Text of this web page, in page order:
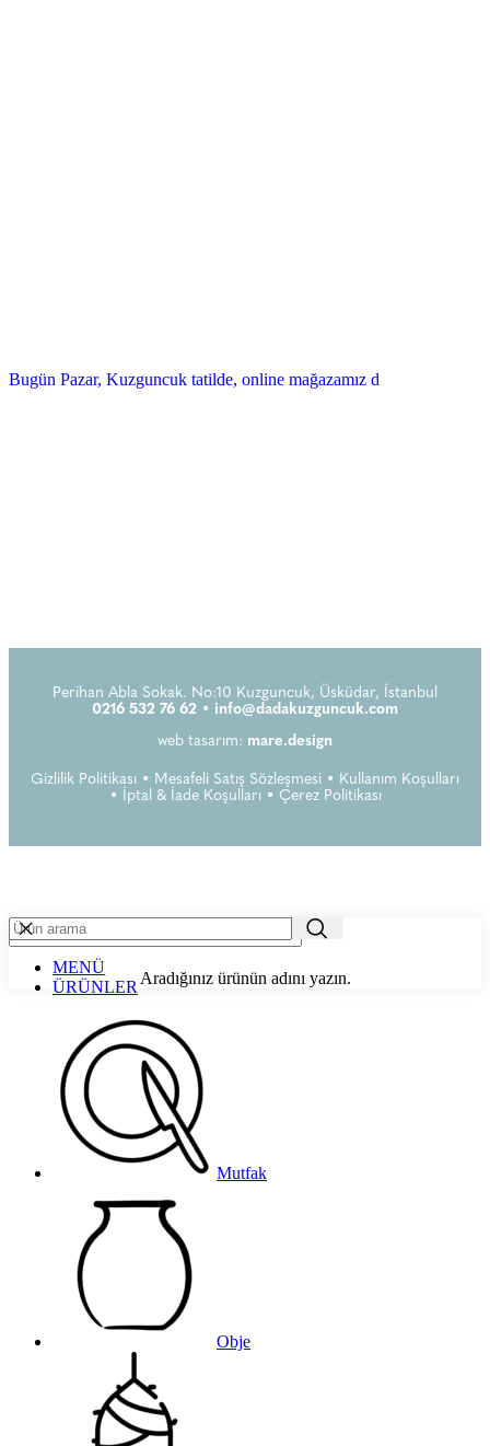
Bugün Pazar, Kuzguncuk tatilde, online mağazamız d
Perihan Abla Sokak. No:10 Kuzguncuk, Üsküdar, İstanbul
0216 532 76 62 • info@dadakuzguncuk.com
web tasarım: mare.design
Gizlilik Politikası • Mesafeli Satış Sözleşmesi • Kullanım Koşulları
• İptal & İade Koşulları • Çerez Politikası
Aradığınız ürünün adını yazın.
MENÜ
ÜRÜNLER
Mutfak
Obje